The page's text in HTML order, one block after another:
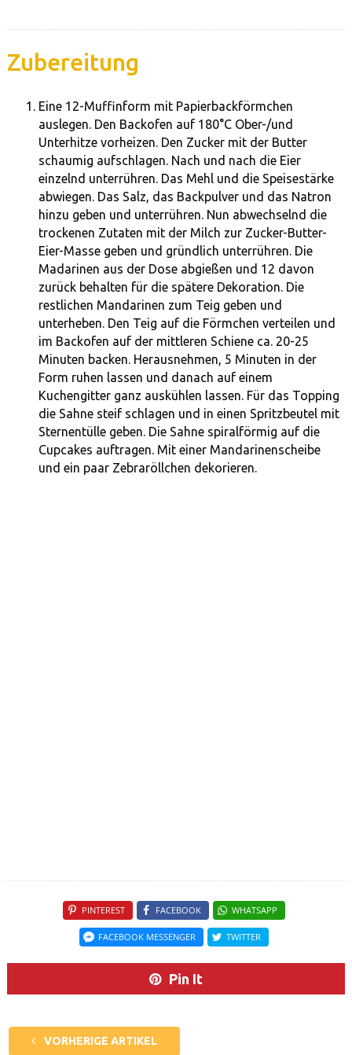
Zubereitung
Eine 12-Muffinform mit Papierbackförmchen
auslegen. Den Backofen auf 180°C Ober-/und
Unterhitze vorheizen. Den Zucker mit der Butter
schaumig aufschlagen. Nach und nach die Eier
einzelnd unterrühren. Das Mehl und die Speisestärke
abwiegen. Das Salz, das Backpulver und das Natron
hinzu geben und unterrühren. Nun abwechselnd die
trockenen Zutaten mit der Milch zur Zucker-Butter-
Eier-Masse geben und gründlich unterrühren. Die
Madarinen aus der Dose abgießen und 12 davon
zurück behalten für die spätere Dekoration. Die
restlichen Mandarinen zum Teig geben und
unterheben. Den Teig auf die Förmchen verteilen und
im Backofen auf der mittleren Schiene ca. 20-25
Minuten backen. Herausnehmen, 5 Minuten in der
Form ruhen lassen und danach auf einem
Kuchengitter ganz auskühlen lassen. Für das Topping
die Sahne steif schlagen und in einen Spritzbeutel mit
Sternentülle geben. Die Sahne spiralförmig auf die
Cupcakes auftragen. Mit einer Mandarinenscheibe
und ein paar Zebraröllchen dekorieren.
PINTEREST FACEBOOK WHATSAPP
FACEBOOK MESSENGER TWITTER
Pin It
VORHERIGE ARTIKEL